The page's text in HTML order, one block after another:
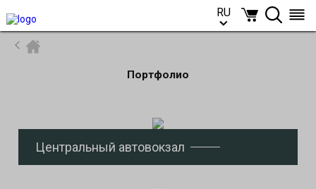
RU
Портфолио
Центральный автовокзал